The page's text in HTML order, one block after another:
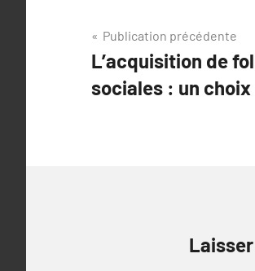
Navigation
de
l’article
Publication précédente
L’acquisition de
sociales : un